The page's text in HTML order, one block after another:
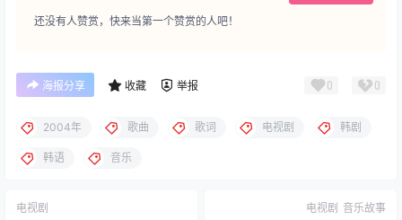
还没有人赞赏，快来当第一个赞赏的人吧！
海报分享 收藏 举报 0 0
2004年 歌曲 歌词 电视剧 韩剧
韩语 音乐
电视剧 电视剧 音乐故事